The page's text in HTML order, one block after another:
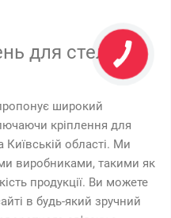
для стелі
широкий
кріплення для
області. Ми
виробниками, такими як
продукції. Ви можете
в будь-який зручний